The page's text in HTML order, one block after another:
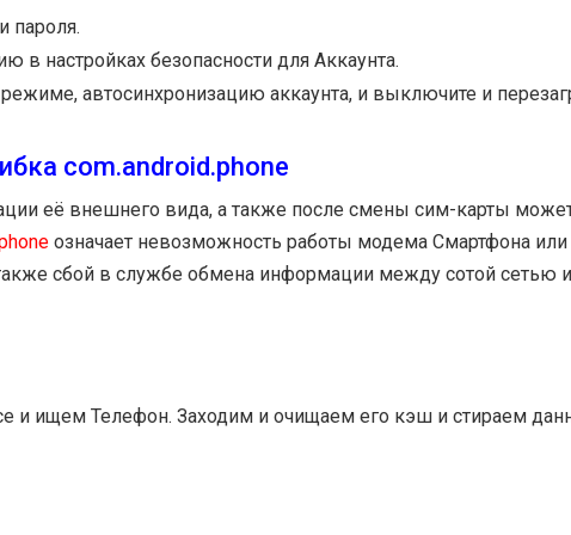
пароля.
в настройках безопасности для Аккаунта.
автосинхронизацию аккаунта, и выключите и
com.android.phone
её внешнего вида, а также после смены сим-карты
означает невозможность работы модема Смартфона или
сбой в службе обмена информации между сотой сетью и
и ищем Телефон. Заходим и очищаем его кэш и стираем